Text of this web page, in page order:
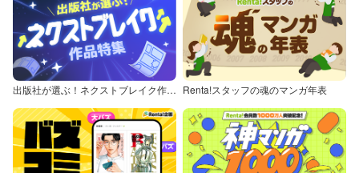
出版社が選ぶ！ネクストブレイク作品特集 Renta!スタッフの魂のマンガ年表